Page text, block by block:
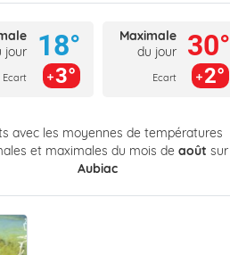
jour
Ecart
18°
3°
Maximale
du jour
Ecart
30°
2°
avec les moyennes de températures
et maximales du mois de août sur
Aubiac